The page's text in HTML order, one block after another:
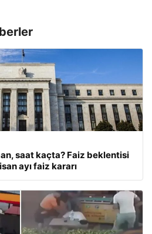
saat kaçta? Faiz beklentisi
ayı faiz kararı